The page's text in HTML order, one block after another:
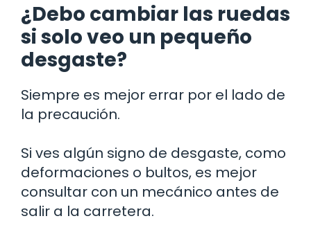
¿Debo cambiar las ruedas
si solo veo un pequeño
desgaste?
Siempre es mejor errar por el lado de
la precaución.
Si ves algún signo de desgaste, como
deformaciones o bultos, es mejor
consultar con un mecánico antes de
salir a la carretera.